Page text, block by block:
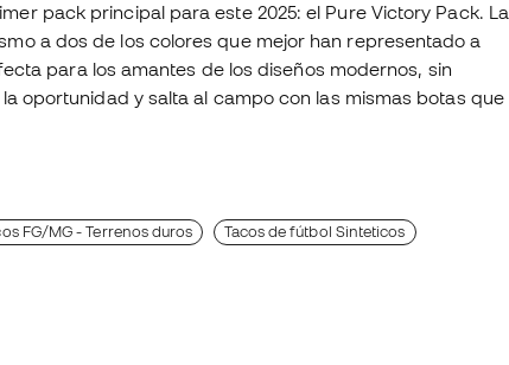
pack principal para este 2025: el Pure Victory Pack. La
a dos de los colores que mejor han representado a
para los amantes de los diseños modernos, sin
oportunidad y salta al campo con las mismas botas que
FG/MG - Terrenos duros Tacos de fútbol Sinteticos